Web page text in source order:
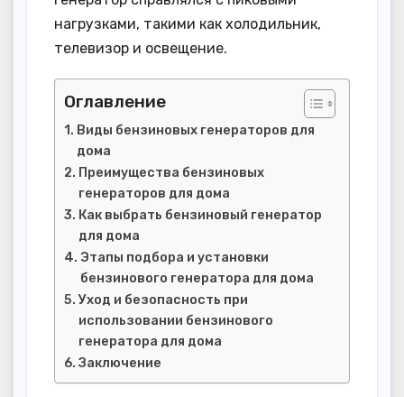
нагрузками, такими как холодильник,
телевизор и освещение.
Оглавление
Виды бензиновых генераторов для
дома
Преимущества бензиновых
генераторов для дома
Как выбрать бензиновый генератор
для дома
Этапы подбора и установки
бензинового генератора для дома
Уход и безопасность при
использовании бензинового
генератора для дома
Заключение